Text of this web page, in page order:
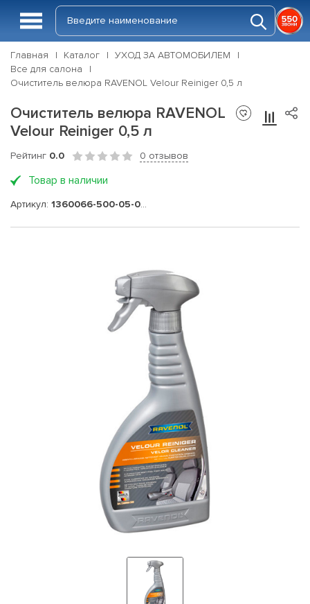
Главная Каталог
УХОД ЗА АВТОМОБИЛЕМ
Все для салона
Очиститель велюра RAVENOL Velour Reiniger 0,5 л
Очиститель велюра RAVENOL
Velour Reiniger 0,5 л
Рейтинг 0.0 0 отзывов
Товар в наличии
Артикул: 1360066-500-05-000